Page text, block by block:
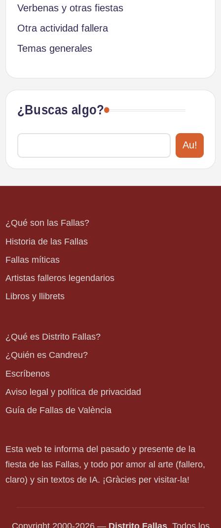
Verbenas y otras fiestas
Otra actividad fallera
Temas generales
¿Buscas algo?
Au!
¿Qué son las Fallas?
Historia de las Fallas
Fallas míticas
Artistas falleros legendarios
Libros y llibrets
¿Qué es Distrito Fallas?
¿Quién es Candreu?
Escríbenos
Aviso legal y política de privacidad
Guía de Fallas de València
Esta web te informa del pasado y presente de la
fiesta de las Fallas, y todo por amor al arte (fallero,
claro) y sin textos de IA. ¡Gràcies per visitar-la!